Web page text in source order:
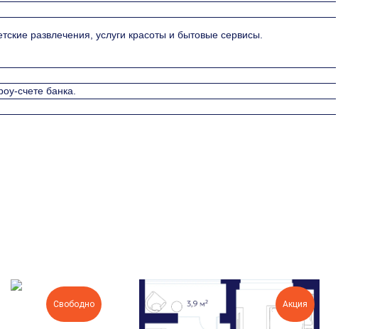
развлечения, услуги красоты и бытовые сервисы.
счете банка.
Свободно Акция